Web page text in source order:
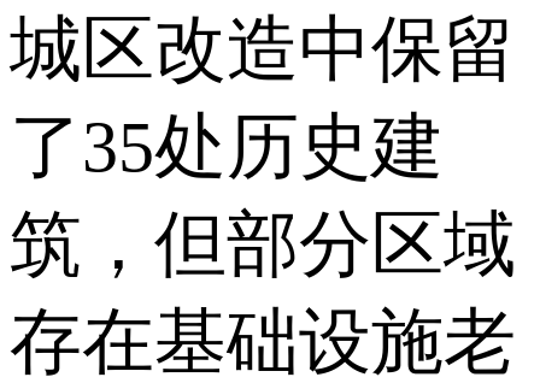
城区改造中保留
了35处历史建
筑，但部分区域
存在基础设施老